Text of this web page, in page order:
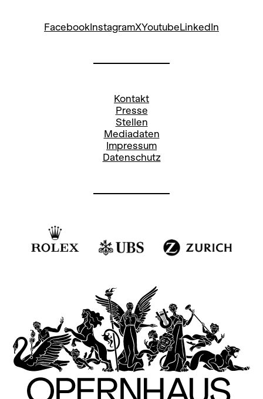
FacebookInstagramXYoutubeLinkedIn
Kontakt
Presse
Stellen
Mediadaten
Impressum
Datenschutz